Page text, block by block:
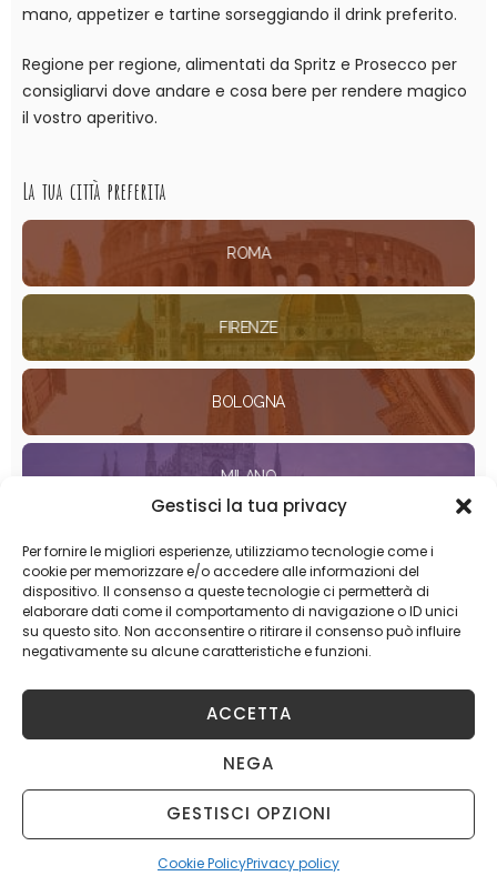
Gestisci la tua privacy
Per fornire le migliori esperienze, utilizziamo tecnologie come i
cookie per memorizzare e/o accedere alle informazioni del
dispositivo. Il consenso a queste tecnologie ci permetterà di
elaborare dati come il comportamento di navigazione o ID unici
su questo sito. Non acconsentire o ritirare il consenso può influire
negativamente su alcune caratteristiche e funzioni.
ACCETTA
NEGA
GESTISCI OPZIONI
Cookie PolicyPrivacy policy
mano, appetizer e tartine sorseggiando il drink preferito.
Regione per regione, alimentati da Spritz e Prosecco per
consigliarvi dove andare e cosa bere per rendere magico
il vostro aperitivo.
La tua città preferita
ROMA
FIRENZE
BOLOGNA
MILANO
TORINO